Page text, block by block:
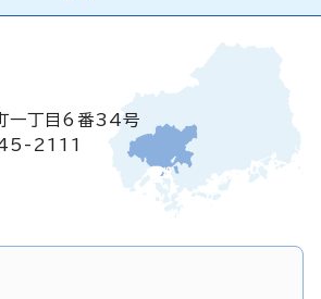
一丁目6番34号
2111